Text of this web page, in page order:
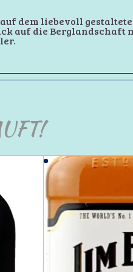
dem liebevoll
auf die Berglandschaft